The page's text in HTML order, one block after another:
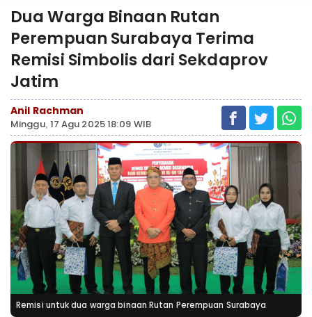
Dua Warga Binaan Rutan
Perempuan Surabaya Terima
Remisi Simbolis dari Sekdaprov
Jatim
Anil Rachman
Minggu, 17 Agu 2025 18:09 WIB
Remisi untuk dua warga binaan Rutan Perempuan Surabaya